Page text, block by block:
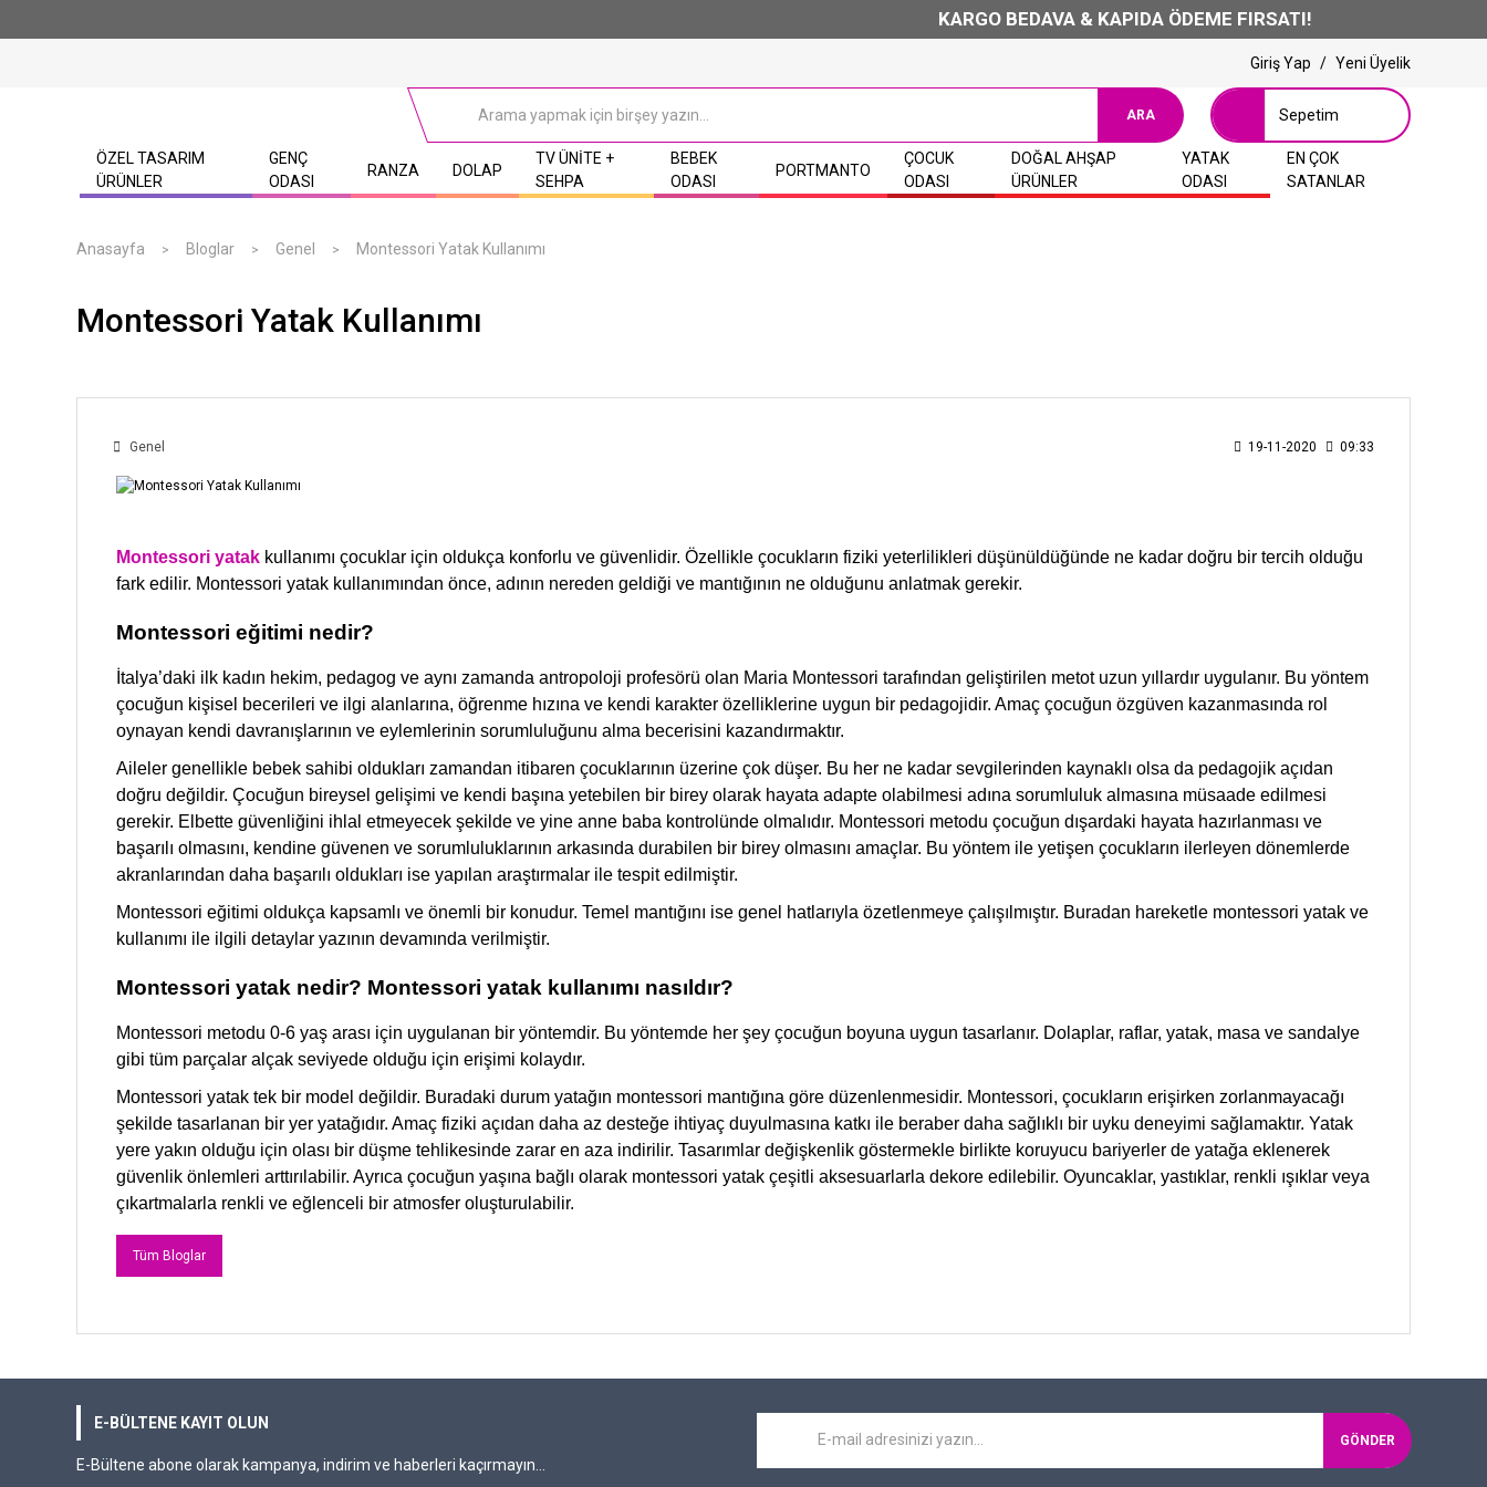
KARGO BEDAVA & KAPIDA ÖDEME FIRSATI!
Giriş Yap / Yeni Üyelik
ARA Sepetim
ÖZEL TASARIM
ÜRÜNLER
GENÇ
ODASI
RANZA DOLAP
TV ÜNITE +
SEHPA
BEBEK
ODASI
PORTMANTO
ÇOCUK
ODASI
DOĞAL AHŞAP
ÜRÜNLER
YATAK
ODASI
EN ÇOK
SATANLAR
Anasayfa Bloglar Genel Montessori Yatak Kullanımı
Montessori Yatak Kullanımı
Genel 19-11-2020 09:33
Montessori yatak kullanımı çocuklar için oldukça konforlu ve güvenlidir. Özellikle çocukların fiziki yeterlilikleri düşünüldüğünde ne kadar doğru bir tercih olduğu
fark edilir. Montessori yatak kullanımından önce, adının nereden geldiği ve mantığının ne olduğunu anlatmak gerekir.
Montessori eğitimi nedir?
İtalya’daki ilk kadın hekim, pedagog ve aynı zamanda antropoloji profesörü olan Maria Montessori tarafından geliştirilen metot uzun yıllardır uygulanır. Bu yöntem
çocuğun kişisel becerileri ve ilgi alanlarına, öğrenme hızına ve kendi karakter özelliklerine uygun bir pedagojidir. Amaç çocuğun özgüven kazanmasında rol
oynayan kendi davranışlarının ve eylemlerinin sorumluluğunu alma becerisini kazandırmaktır.
Aileler genellikle bebek sahibi oldukları zamandan itibaren çocuklarının üzerine çok düşer. Bu her ne kadar sevgilerinden kaynaklı olsa da pedagojik açıdan
doğru değildir. Çocuğun bireysel gelişimi ve kendi başına yetebilen bir birey olarak hayata adapte olabilmesi adına sorumluluk almasına müsaade edilmesi
gerekir. Elbette güvenliğini ihlal etmeyecek şekilde ve yine anne baba kontrolünde olmalıdır. Montessori metodu çocuğun dışardaki hayata hazırlanması ve
başarılı olmasını, kendine güvenen ve sorumluluklarının arkasında durabilen bir birey olmasını amaçlar. Bu yöntem ile yetişen çocukların ilerleyen dönemlerde
akranlarından daha başarılı oldukları ise yapılan araştırmalar ile tespit edilmiştir.
Montessori eğitimi oldukça kapsamlı ve önemli bir konudur. Temel mantığını ise genel hatlarıyla özetlenmeye çalışılmıştır. Buradan hareketle montessori yatak ve
kullanımı ile ilgili detaylar yazının devamında verilmiştir.
Montessori yatak nedir? Montessori yatak kullanımı nasıldır?
Montessori metodu 0-6 yaş arası için uygulanan bir yöntemdir. Bu yöntemde her şey çocuğun boyuna uygun tasarlanır. Dolaplar, raflar, yatak, masa ve sandalye
gibi tüm parçalar alçak seviyede olduğu için erişimi kolaydır.
Montessori yatak tek bir model değildir. Buradaki durum yatağın montessori mantığına göre düzenlenmesidir. Montessori, çocukların erişirken zorlanmayacağı
şekilde tasarlanan bir yer yatağıdır. Amaç fiziki açıdan daha az desteğe ihtiyaç duyulmasına katkı ile beraber daha sağlıklı bir uyku deneyimi sağlamaktır. Yatak
yere yakın olduğu için olası bir düşme tehlikesinde zarar en aza indirilir. Tasarımlar değişkenlik göstermekle birlikte koruyucu bariyerler de yatağa eklenerek
güvenlik önlemleri arttırılabilir. Ayrıca çocuğun yaşına bağlı olarak montessori yatak çeşitli aksesuarlarla dekore edilebilir. Oyuncaklar, yastıklar, renkli ışıklar veya
çıkartmalarla renkli ve eğlenceli bir atmosfer oluşturulabilir.
Tüm Bloglar
E-BÜLTENE KAYIT OLUN
E-Bültene abone olarak kampanya, indirim ve haberleri kaçırmayın...
GÖNDER